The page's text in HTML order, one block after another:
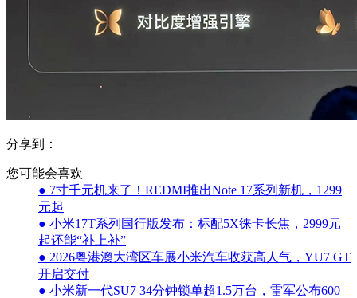
分享到：
您可能会喜欢
● 7寸千元机来了！REDMI推出Note 17系列新机，1299
元起
● 小米17T系列国行版发布：标配5X徕卡长焦，2999元
起还能“补上补”
● 2026粤港澳大湾区车展小米汽车收获高人气，YU7 GT
开启交付
● 小米新一代SU7 34分钟锁单超1.5万台，雷军公布600